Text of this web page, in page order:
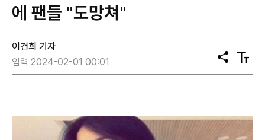
에 팬들 "도망쳐"
이건희 기자
입력 2024-02-01 00:01
공
유
텍
스